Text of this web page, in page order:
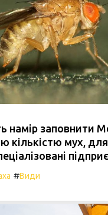
намір заповнити
кількістю мух,
#Види